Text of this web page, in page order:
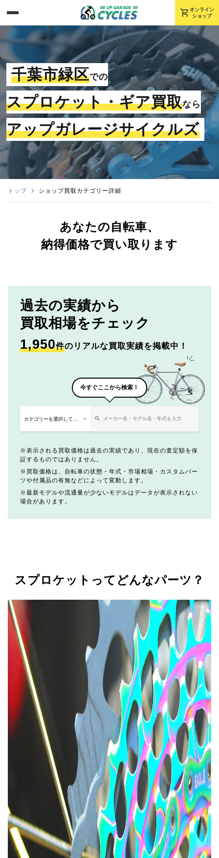
shopping_cart オンライン
ショップ
千葉市緑区での
スプロケット・ギア買取なら
アップガレージサイクルズ
トップ ショップ買取カテゴリー詳細
あなたの自転車、
納得価格で買い取ります
過去の実績から
買取相場をチェック
1,950件のリアルな買取実績を掲載中！
今すぐここから検索！
表示される買取価格は過去の実績であり、現在の査定額を保
証するものではありません。
買取価格は、自転車の状態・年式・市場相場・カスタムパー
ツや付属品の有無などによって変動します。
最新モデルや流通量が少ないモデルはデータが表示されない
場合があります。
スプロケットってどんなパーツ？